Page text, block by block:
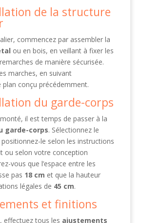
de la structure
commencez par assembler la
ou en bois, en veillant à fixer les
de manière sécurisée.
marches, en suivant
conçu précédemment.
du garde-corps
il est temps de passer à la
garde-corps. Sélectionnez le
le selon les instructions
ou selon votre conception
vous que l’espace entre les
pas 18 cm et que la hauteur
légales de 45 cm.
et finitions
effectuez tous les ajustements